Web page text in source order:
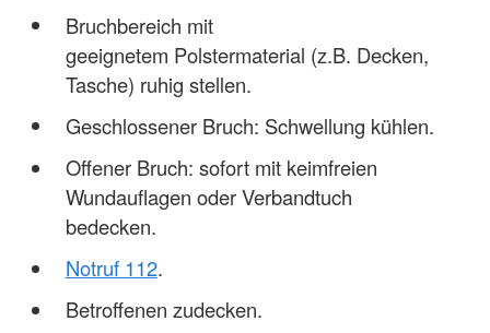
Bruchbereich mit
geeignetem Polstermaterial (z.B. Decken,
Tasche) ruhig stellen.
Geschlossener Bruch: Schwellung kühlen.
Offener Bruch: sofort mit keimfreien
Wundauflagen oder Verbandtuch
bedecken.
Notruf 112.
Betroffenen zudecken.